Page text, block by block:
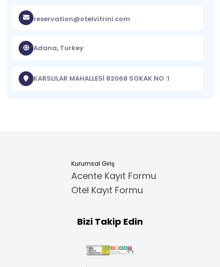
reservation@otelvitrini.com
Adana, Turkey
KARSLILAR MAHALLESİ 82068 SOKAK NO :1
Kurumsal Giriş
Acente Kayıt Formu
Otel Kayıt Formu
Bizi Takip Edin